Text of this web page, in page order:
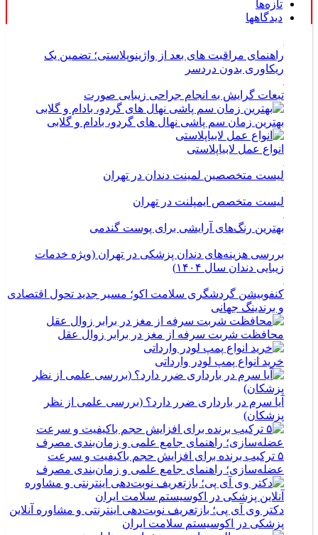
تازه‌ها
دیدگاهها
راهنمای مراقبت های بعد از واژینوپلاستی؛ تضمین یک
ریکاوری بدون دردسر
تبعات گرایش به انجام جراحی زیبایی صورت
بهترین زمان سم پاشی نهال های گردو، بادام و گلابی
انواع عمل لابیاپلاستی
لیست متخصصین لمینت دندان در تهران
لیست متخصص ایمپلنت در تهران
بهترین رنگ‌های آرایشی برای پوست گندمی
بررسی هزینه‌های دندان پزشکی در تهران (ویژه خدمات
زیبایی دندان سال ۱۴۰۴)
کنفوبیشن گردشگری سلامت اکو؛ مسیر جدید تحول اقتصادی
و برندینگ جهانی
محافظت شربت سرفه از مغز در برابر زوال عقل
خرید انواع پمپ لودر وارداتی
آیا سرم در بارداری ضرر دارد؟ (بررسی علمی از نظر
پزشکان)
۵ ترکیب برنده برای افزایش حجم باکیفیت و سرعت
عضله‌سازی؛ راهنمای جامع علمی و زمان‌بندی مصرف
دکتر وی آی پی؛ بازتعریف نوبت‌دهی اینترنتی و مشاوره آنلاین
پزشکی در اکوسیستم سلامت ایران